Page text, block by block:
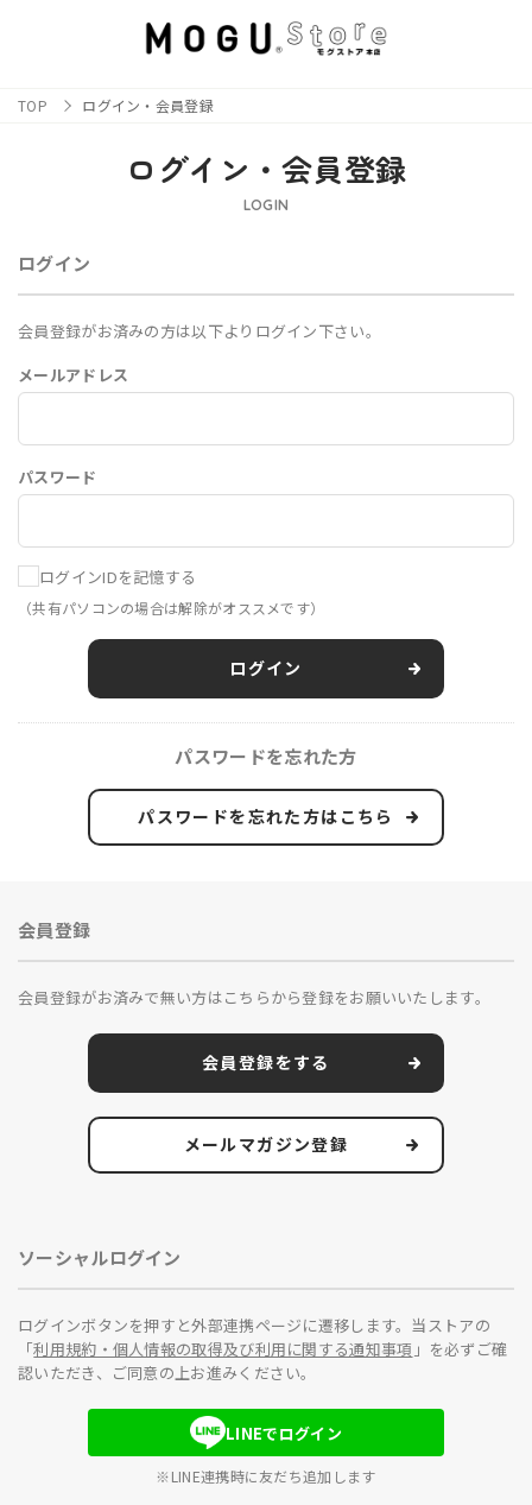
TOP ログイン・会員登録
ログイン・会員登録
LOGIN
ログイン
会員登録がお済みの方は以下よりログイン下さい。
メールアドレス
パスワード
ログインIDを記憶する
（共有パソコンの場合は解除がオススメです）
ログイン
パスワードを忘れた方
パスワードを忘れた方はこちら
会員登録
会員登録がお済みで無い方はこちらから登録をお願いいたします。
会員登録をする
メールマガジン登録
ソーシャルログイン
ログインボタンを押すと外部連携ページに遷移します。当ストアの
「利用規約・個人情報の取得及び利用に関する通知事項 」を必ずご確
認いただき、ご同意の上お進みください。
LINEでログイン
※LINE連携時に友だち追加します